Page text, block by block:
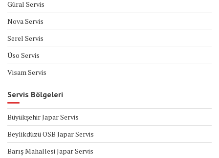
Güral Servis
Nova Servis
Serel Servis
Üso Servis
Visam Servis
Servis Bölgeleri
Büyükşehir Japar Servis
Beylikdüzü OSB Japar Servis
Barış Mahallesi Japar Servis